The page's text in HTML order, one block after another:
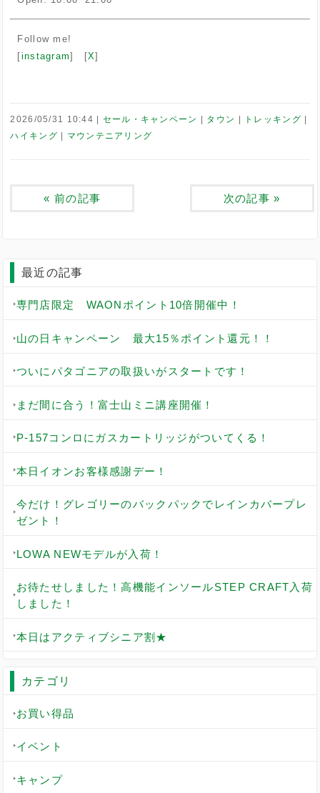
Follow me!
[instagram] [X]
2026/05/31 10:44 セール・キャンペーン タウン
トレッキング
ハイキング
マウンテニアリング
« 前の記事 次の記事 »
最近の記事
専門店限定 WAONポイント10倍開催中！
山の日キャンペーン 最大15％ポイント還元！！
ついにパタゴニアの取扱いがスタートです！
まだ間に合う！富士山ミニ講座開催！
P-157コンロにガスカートリッジがついてくる！
本日イオンお客様感謝デー！
今だけ！グレゴリーのバックパックでレインカバープレ
ゼント！
LOWA NEWモデルが入荷！
お待たせしました！高機能インソールSTEP CRAFT入荷
しました！
本日はアクティブシニア割★
カテゴリ
お買い得品
イベント
キャンプ